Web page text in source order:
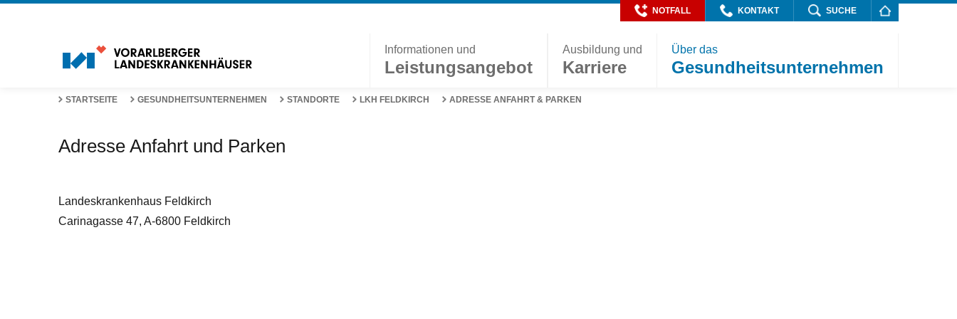
NOTFALL KONTAKT SUCHE
Informationen und
Leistungsangebot
Ausbildung und
Karriere
Über das
Gesundheitsunternehmen
STARTSEITE GESUNDHEITSUNTERNEHMEN STANDORTE LKH FELDKIRCH ADRESSE ANFAHRT & PARKEN
Adresse Anfahrt und Parken
Landeskrankenhaus Feldkirch
Carinagasse 47, A-6800 Feldkirch